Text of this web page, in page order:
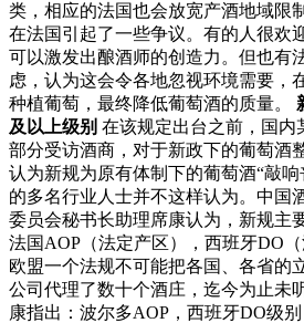
类，相应的法国也会放宽产酒地域限
在法国引起了一些争议。有的人很欢
可以激发出酿酒师的创造力。但也有
虑，认为这会令各地忽视环境需要，
种植葡萄，最终降低葡萄酒的质量。
及以上级别 在该规定出台之前，国内
部分受访酒商，对于新政下的葡萄酒
认为新规为原有体制下的葡萄酒“敲响
的多名行业人士并不这样认为。中国
委员会秘书长助理席康认为，新规主
法国AOP（法定产区），西班牙DO（
欧盟一个法规不可能把各国、各省的
公司代理了数十个酒庄，迄今为止未
康指出：波尔多AOP，西班牙DO级